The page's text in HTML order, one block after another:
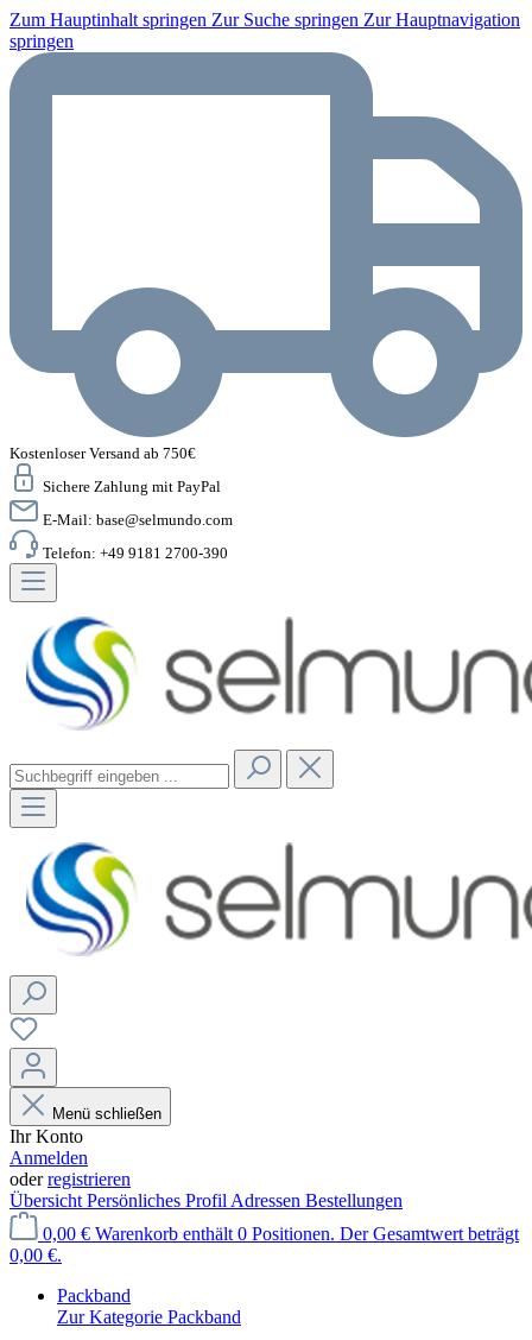
Zum Hauptinhalt springen Zur Suche springen Zur Hauptnavigation
springen
Kostenloser Versand ab 750€
Sichere Zahlung mit PayPal
E-Mail: base@selmundo.com
Telefon: +49 9181 2700-390
Menü schließen
Ihr Konto
Anmelden
oderregistrieren
Übersicht Persönliches Profil Adressen Bestellungen
0,00 € Warenkorb enthält 0 Positionen. Der Gesamtwert beträgt
0,00 €.
Packband
Zur Kategorie Packband